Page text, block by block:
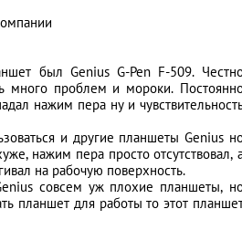
был Genius G-Pen F-509.
много проблем и мороки.
нажим пера ну и
и другие планшеты Genius
нажим пера просто отсутствовал,
на рабочую поверхность.
совсем уж плохие планшеты,
планшет для работы то этот